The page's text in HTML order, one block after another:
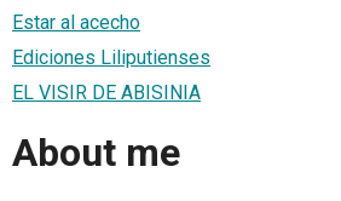
Estar al acecho
Ediciones Liliputienses
EL VISIR DE ABISINIA
About me